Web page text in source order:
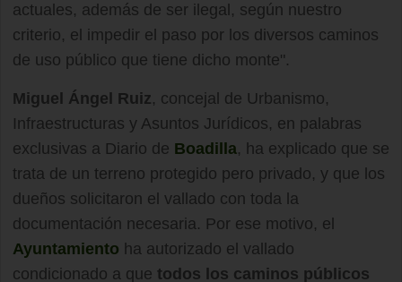
actuales, además de ser ilegal, según nuestro
criterio, el impedir el paso por los diversos caminos
de uso público que tiene dicho monte".
Miguel Ángel Ruiz, concejal de Urbanismo,
Infraestructuras y Asuntos Jurídicos, en palabras
exclusivas a Diario de Boadilla, ha explicado que se
trata de un terreno protegido pero privado, y que los
dueños solicitaron el vallado con toda la
documentación necesaria. Por ese motivo, el
Ayuntamiento ha autorizado el vallado
condicionado a que todos los caminos públicos